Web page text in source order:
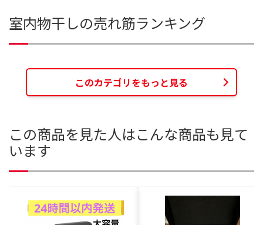
室内物干しの売れ筋ランキング
このカテゴリをもっと見る
この商品を見た人はこんな商品も見て
います